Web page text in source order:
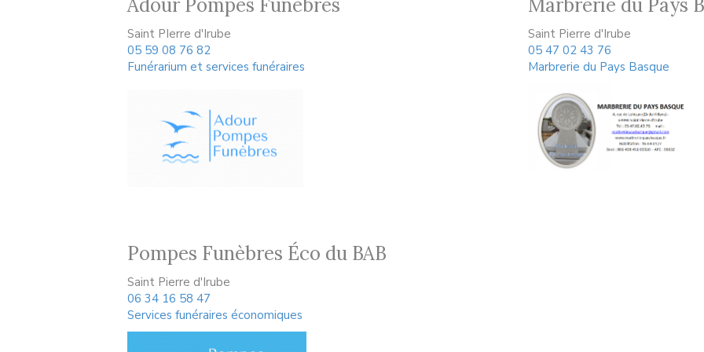
Adour Pompes Funèbres
Saint PIerre d'Irube
05 59 08 76 82
Funérarium et services funéraires
Marbrerie du Pays
Saint Pierre d'Irube
05 47 02 43 76
Marbrerie du Pays Basque
Pompes Funèbres Éco du BAB
Saint Pierre d'Irube
06 34 16 58 47
Services funéraires économiques